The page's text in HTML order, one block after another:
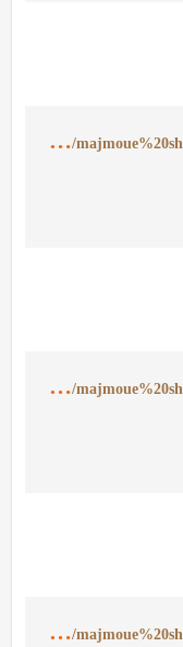
h
ttps://ia902506.us.archive.org/12/items/MajmoueShaykhRabee12/majmoue%20shaykh%20rabee-12.pdf
h
ttps://ia902502.us.archive.org/19/items/MajmoueShaykhRabee13/majmoue%20shaykh%20rabee-13.pdf
h
ttps://ia601407.us.archive.org/24/items/MajmoueShaykhRabee14/majmoue%20shaykh%20rabee-14.pdf